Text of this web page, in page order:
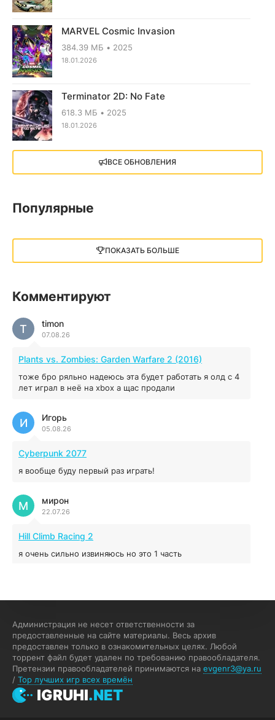
MARVEL Cosmic Invasion
384.39 МБ 2025
18.01.2026
Terminator 2D: No Fate
618.3 МБ 2025
18.01.2026
X4: Foundations (2018)
13.73 GB 2018
13 ГБ 2025
illWill
04.12.2025
MAFIA: THE OLD COUNTRY
44.98 ГБ 2025
04.12.2025
Red Chaos - The Strict Order
04.12.2025
16.95 ГБ
04.12.2025
ВСЕ ОБНОВЛЕНИЯ
Популярные
ПОКАЗАТЬ БОЛЬШЕ
Комментируют
timon
07.08.26
T
Plants vs. Zombies: Garden Warfare 2 (2016)
тоже бро ряльно надеюсь эта будет работать я олд с 4
лет играл в неё на xbox а щас продали
Игорь
05.08.26
И
Cyberpunk 2077
я вообще буду первый раз играть!
мирон
22.07.26
М
Hill Climb Racing 2
я очень сильно извиняюсь но это 1 часть
если эта для пс а не для пк какого лешего вы пишите
на пк !!!!! Сука ебланойды космические вы напишите
блять на пк с установлением Эмулятора сука калеки на
мозг блять последней стадии
Fannie
13.07.26
F IGRUHI.NET
Администрация не несет ответственности за
предоставленные на сайте материалы. Весь архив
предоставлен только в ознакомительных целях. Любой
торрент файл будет удален по требованию правообладателя.
Претензии правообладателей принимаются на evgenr3@ya.ru
/ Top лучших игр всех времён